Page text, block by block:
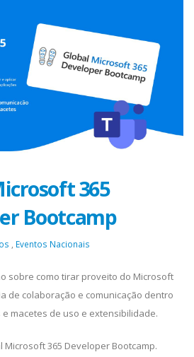
365
Bootcamp
Eventos Nacionais
sobre como tirar proveito do Microsoft
de colaboração e comunicação dentro
macetes de uso e extensibilidade.
Microsoft 365 Developer Bootcamp.